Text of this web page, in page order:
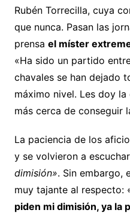
Rubén Torrecilla, cuya
que nunca. Pasan las
prensa el míster
«Ha sido un partido
chavales se han dejado
máximo nivel. Les doy
más cerca de conseguir
La paciencia de los
y se volvieron a
dimisión». Sin embargo,
muy tajante al respecto:
piden mi dimisión, ya la